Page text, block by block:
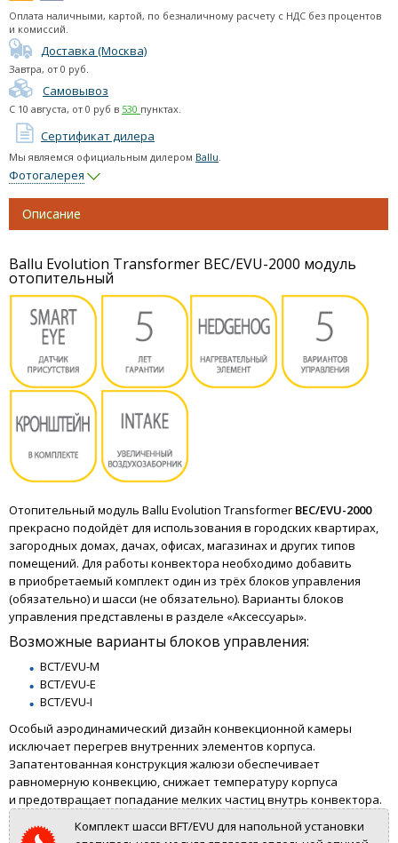
Термогигрометры
Оплата наличными, картой, по безналичному расчету с НДС без процентов
и комиссий.
Доставка (Москва)
Завтра, от0 руб.
Самовывоз
С 10 августа, от0 руб в 530 пунктах.
Сертификат дилера
Мы являемся официальным дилером Ballu.
Фотогалерея
Описание
Ballu Evolution Transformer BEC/EVU-2000 модуль
отопительный
Отопительный модуль Ballu Evolution Transformer BEC/EVU-2000
прекрасно подойдёт для использования в городских квартирах,
загородных домах, дачах, офисах, магазинах и других типов
помещений. Для работы конвектора необходимо добавить
в приобретаемый комплект один из трёх блоков управления
(обязательно) и шасси (не обязательно). Варианты блоков
управления представлены в разделе «Аксессуары».
Возможные варианты блоков управления:
BCT/EVU-M
BCT/EVU-E
BCT/EVU-I
Особый аэродинамический дизайн конвекционной камеры
исключает перегрев внутренних элементов корпуса.
Запатентованная конструкция жалюзи обеспечивает
равномерную конвекцию, снижает температуру корпуса
и предотвращает попадание мелких частиц внутрь конвектора.
Комплект шасси BFT/EVU для напольной установки